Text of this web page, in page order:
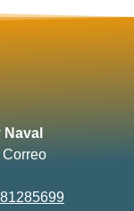
Correo